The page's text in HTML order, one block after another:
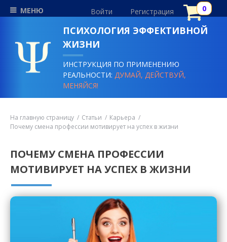
МЕНЮ Войти Регистрация
ПСИХОЛОГИЯ ЭФФЕКТИВНОЙ
ЖИЗНИ
ИНСТРУКЦИЯ ПО ПРИМЕНЕНИЮ
РЕАЛЬНОСТИ:ДУМАЙ, ДЕЙСТВУЙ,
МЕНЯЙСЯ!
На главную страницу Статьи
Карьера
Почему смена профессии мотивирует на успех в жизни
ПОЧЕМУ СМЕНА ПРОФЕССИИ
МОТИВИРУЕТ НА УСПЕХ В ЖИЗНИ